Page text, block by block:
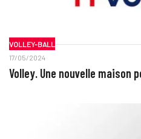
VOLLEY-BALL
17/05/2024
Volley. Une nouvelle maison